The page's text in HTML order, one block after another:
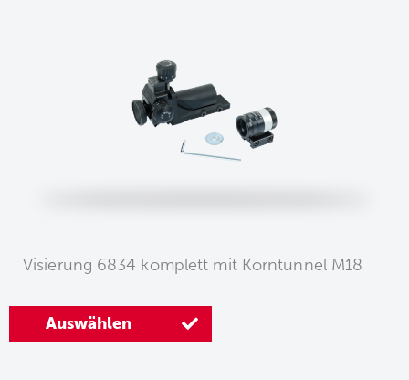
Visierung 6834 komplett mit Korntunnel M18
Auswählen